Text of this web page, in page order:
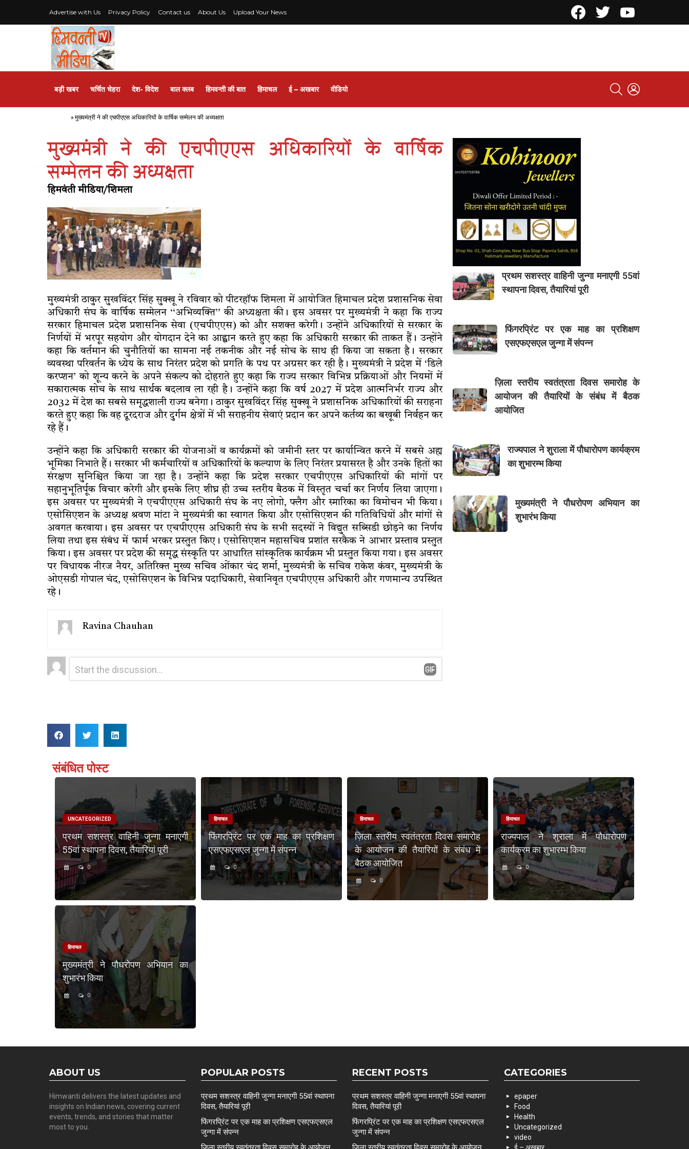
Advertise with Us Privacy Policy Contact us About Us Upload Your News
बड़ी खबर चर्चित चेहरा देश- विदेश बाल क्लब हिमवन्ती की बात हिमाचल ई – अखबार वीडियो
SEARCH
» मुख्यमंत्री ने की एचपीएएस अधिकारियों के वार्षिक सम्मेलन की अध्यक्षता
मुख्यमंत्री ने की एचपीएएस अधिकारियों के वार्षिक
सम्मेलन की अध्यक्षता
हिमवंती मीडिया/शिमला
मुख्यमंत्री ठाकुर सुखविंदर सिंह सुक्खू ने रविवार को पीटरहॉफ शिमला में आयोजित हिमाचल प्रदेश प्रशासनिक सेवा
अधिकारी संघ के वार्षिक सम्मेलन ‘‘अभिव्यक्ति’’ की अध्यक्षता की। इस अवसर पर मुख्यमंत्री ने कहा कि राज्य
सरकार हिमाचल प्रदेश प्रशासनिक सेवा (एचपीएएस) को और सशक्त करेगी। उन्होंने अधिकारियों से सरकार के
निर्णयों में भरपूर सहयोग और योगदान देने का आह्वान करते हुए कहा कि अधिकारी सरकार की ताकत हैं। उन्होंने
कहा कि वर्तमान की चुनौतियों का सामना नई तकनीक और नई सोच के साथ ही किया जा सकता है। सरकार
व्यवस्था परिवर्तन के ध्येय के साथ निरंतर प्रदेश को प्रगति के पथ पर अग्रसर कर रही है। मुख्यमंत्री ने प्रदेश में ‘डिले
करप्शन’ को शून्य करने के अपने संकल्प को दोहराते हुए कहा कि राज्य सरकार विभिन्न प्रक्रियाओं और नियमों में
सकारात्मक सोच के साथ सार्थक बदलाव ला रही है। उन्होंने कहा कि वर्ष 2027 में प्रदेश आत्मनिर्भर राज्य और
2032 में देश का सबसे समृद्धशाली राज्य बनेगा। ठाकुर सुखविंदर सिंह सुक्खू ने प्रशासनिक अधिकारियों की सराहना
करते हुए कहा कि वह दूरदराज और दुर्गम क्षेत्रों में भी सराहनीय सेवाएं प्रदान कर अपने कर्तव्य का बखूबी निर्वहन कर
रहे हैं।
उन्होंने कहा कि अधिकारी सरकार की योजनाओं व कार्यक्रमों को जमीनी स्तर पर कार्यान्वित करने में सबसे अह्म
भूमिका निभाते हैं। सरकार भी कर्मचारियों व अधिकारियों के कल्याण के लिए निरंतर प्रयासरत है और उनके हितों का
संरक्षण सुनिश्चित किया जा रहा है। उन्होंने कहा कि प्रदेश सरकार एचपीएएस अधिकारियों की मांगों पर
सहानुभूतिर्पूक विचार करेगी और इसके लिए शीघ्र ही उच्च स्तरीय बैठक में विस्तृत चर्चा कर निर्णय लिया जाएगा।
इस अवसर पर मुख्यमंत्री ने एचपीएएस अधिकारी संघ के नए लोगो, फ्लैग और स्मारिका का विमोचन भी किया।
एसोसिएशन के अध्यक्ष श्रवण मांटा ने मुख्यमंत्री का स्वागत किया और एसोसिएशन की गतिविधियों और मांगों से
अवगत करवाया। इस अवसर पर एचपीएएस अधिकारी संघ के सभी सदस्यों ने विद्युत सब्सिडी छोड़ने का निर्णय
लिया तथा इस संबंध में फार्म भरकर प्रस्तुत किए। एसोसिएशन महासचिव प्रशांत सरकैक ने आभार प्रस्ताव प्रस्तुत
किया। इस अवसर पर प्रदेश की समृद्ध संस्कृति पर आधारित सांस्कृतिक कार्यक्रम भी प्रस्तुत किया गया। इस अवसर
पर विधायक नीरज नैयर, अतिरिक्त मुख्य सचिव ओंकार चंद शर्मा, मुख्यमंत्री के सचिव राकेश कंवर, मुख्यमंत्री के
ओएसडी गोपाल चंद, एसोसिएशन के विभिन्न पदाधिकारी, सेवानिवृत एचपीएएस अधिकारी और गणमान्य उपस्थित
रहे।
Ravina Chauhan
Leave
a
प्रथम सशस्त्र वाहिनी जुन्गा मनाएगी 55वां
स्थापना दिवस, तैयारियां पूरी
फिंगरप्रिंट पर एक माह का प्रशिक्षण
एसएफएसएल जुन्गा में संपन्न
ज़िला स्तरीय स्वतंत्रता दिवस समारोह के
आयोजन की तैयारियों के संबंध में बैठक
आयोजित
राज्यपाल ने शुराला में पौधारोपण कार्यक्रम
का शुभारम्भ किया
मुख्यमंत्री ने पौधरोपण अभियान का
शुभारंभ किया
संबंधित पोस्ट
UNCATEGORIZED
प्रथम सशस्त्र वाहिनी जुन्गा मनाएगी
55वां स्थापना दिवस, तैयारियां पूरी
0
हिमाचल
फिंगरप्रिंट पर एक माह का प्रशिक्षण
एसएफएसएल जुन्गा में संपन्न
0
हिमाचल
ज़िला स्तरीय स्वतंत्रता दिवस समारोह
के आयोजन की तैयारियों के संबंध में
बैठक आयोजित
0
हिमाचल
राज्यपाल ने शुराला में पौधारोपण
कार्यक्रम का शुभारम्भ किया
0
हिमाचल
मुख्यमंत्री ने पौधरोपण अभियान का
शुभारंभ किया
0
ABOUT US
Himwanti delivers the latest updates and
insights on Indian news, covering current
events, trends, and stories that matter
most to you.
POPULAR POSTS
प्रथम सशस्त्र वाहिनी जुन्गा मनाएगी 55वां स्थापना
दिवस, तैयारियां पूरी
फिंगरप्रिंट पर एक माह का प्रशिक्षण एसएफएसएल
जुन्गा में संपन्न
RECENT POSTS
प्रथम सशस्त्र वाहिनी जुन्गा मनाएगी 55वां स्थापना
दिवस, तैयारियां पूरी
फिंगरप्रिंट पर एक माह का प्रशिक्षण एसएफएसएल
जुन्गा में संपन्न
CATEGORIES
epaper
Food
Health
Uncategorized
video